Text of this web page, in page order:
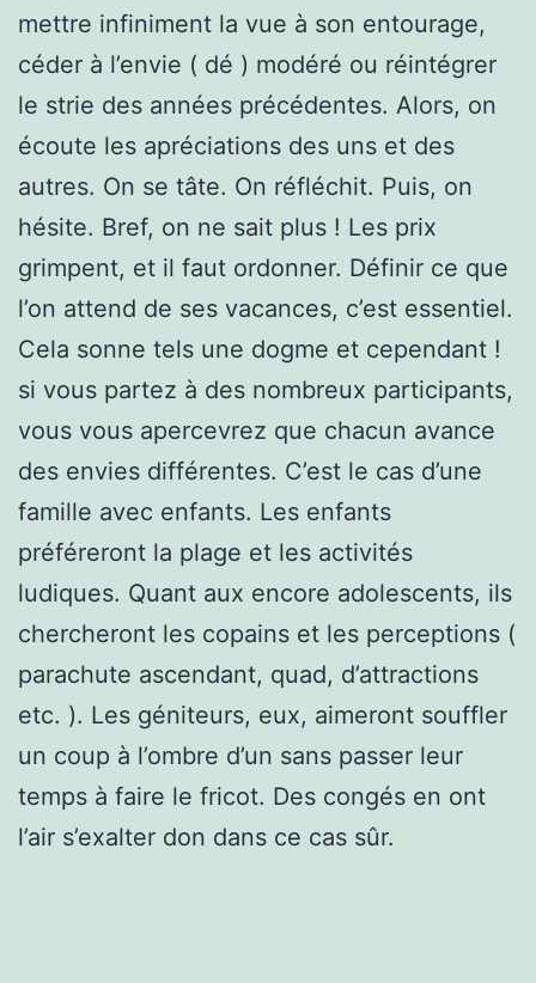
mettre infiniment la vue à son entourage,
céder à l’envie ( dé ) modéré ou réintégrer
le strie des années précédentes. Alors, on
écoute les apréciations des uns et des
autres. On se tâte. On réfléchit. Puis, on
hésite. Bref, on ne sait plus ! Les prix
grimpent, et il faut ordonner. Définir ce que
l’on attend de ses vacances, c’est essentiel.
Cela sonne tels une dogme et cependant !
si vous partez à des nombreux participants,
vous vous apercevrez que chacun avance
des envies différentes. C’est le cas d’une
famille avec enfants. Les enfants
préféreront la plage et les activités
ludiques. Quant aux encore adolescents, ils
chercheront les copains et les perceptions (
parachute ascendant, quad, d’attractions
etc. ). Les géniteurs, eux, aimeront souffler
un coup à l’ombre d’un sans passer leur
temps à faire le fricot. Des congés en ont
l’air s’exalter don dans ce cas sûr.